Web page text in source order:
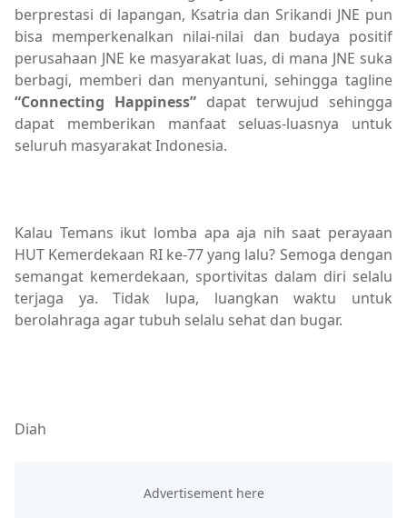
berprestasi di lapangan, Ksatria dan Srikandi JNE pun
bisa memperkenalkan nilai-nilai dan budaya positif
perusahaan JNE ke masyarakat luas, di mana JNE suka
berbagi, memberi dan menyantuni, sehingga tagline
“Connecting Happiness” dapat terwujud sehingga
dapat memberikan manfaat seluas-luasnya untuk
seluruh masyarakat Indonesia.
Kalau Temans ikut lomba apa aja nih saat perayaan
HUT Kemerdekaan RI ke-77 yang lalu? Semoga dengan
semangat kemerdekaan, sportivitas dalam diri selalu
terjaga ya. Tidak lupa, luangkan waktu untuk
berolahraga agar tubuh selalu sehat dan bugar.
Diah